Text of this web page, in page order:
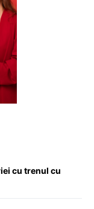
cu trenul cu